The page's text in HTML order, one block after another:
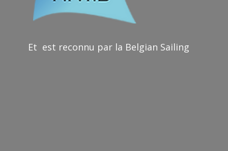
Et est reconnu par la Belgian Sailing